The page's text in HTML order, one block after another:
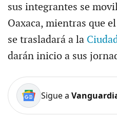
sus integrantes se
Oaxaca, mientras que
se trasladará a la
darán inicio a sus
Sigue a